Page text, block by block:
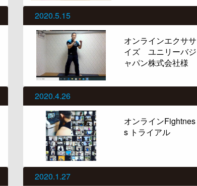
2020.5.15
オンラインエクササ
イズ ユニリーバジ
ャパン株式会社様
2020.4.26
オンラインFightnes
s トライアル
2020.1.27